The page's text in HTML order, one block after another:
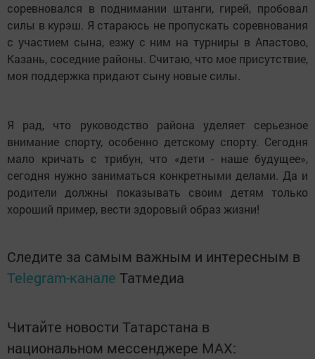
соревновался в поднимании штанги, гирей, пробовал
силы в курэш. Я стараюсь не пропускать соревнования
с участием сына, езжу с ним на турниры в Апастово,
Казань, соседние районы. Считаю, что мое присутствие,
моя поддержка придают сыну новые силы.
Я рад, что руководство района уделяет серьезное
внимание спорту, особенно детскому спорту. Сегодня
мало кричать с трибун, что «дети - наше будущее»,
сегодня нужно заниматься конкретными делами. Да и
родители должны показывать своим детям только
хороший пример, вести здоровый образ жизни!
Следите за самым важным и интересным в
Telegram-канале Татмедиа
Читайте новости Татарстана в
национальном мессенджере MАХ: